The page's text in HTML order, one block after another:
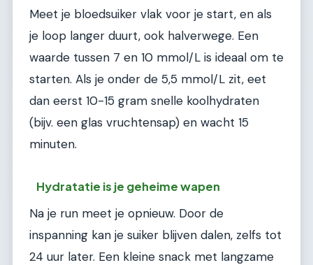
Meet je bloedsuiker vlak voor je start, en als
je loop langer duurt, ook halverwege. Een
waarde tussen 7 en 10 mmol/L is ideaal om te
starten. Als je onder de 5,5 mmol/L zit, eet
dan eerst 10-15 gram snelle koolhydraten
(bijv. een glas vruchtensap) en wacht 15
minuten.
Hydratatie is je geheime wapen
Na je run meet je opnieuw. Door de
inspanning kan je suiker blijven dalen, zelfs tot
24 uur later. Een kleine snack met langzame